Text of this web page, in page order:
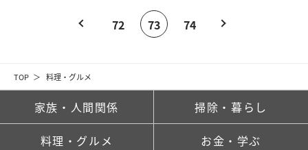
TOP 料理・グルメ
72 73 74
家族・人間関係 掃除・暮らし
料理・グルメ お金・学ぶ